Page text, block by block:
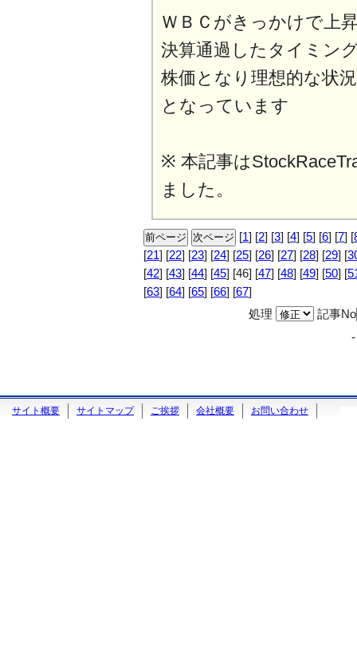
ＷＢＣがきっかけで上
決算通過したタイミン
株価となり理想的な状況
となっています
※ 本記事は
ました。
[1] [2] [3] [4] [5] [6] [7] [
[21] [22] [23] [24] [25] [26] [27] [28] [29] [
[42] [43] [44] [45] [46] [47] [48] [49] [50] [
[63] [64] [65] [66] [67]
処理
記事No
サイト概要 サイトマップ ご挨拶 会社概要 お問い合わせ